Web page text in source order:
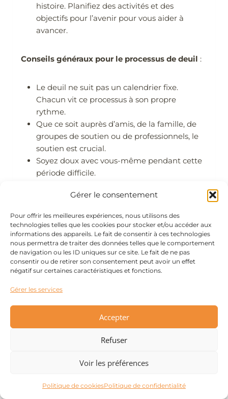
Gérer le consentement
Pour offrir les meilleures expériences, nous utilisons des
technologies telles que les cookies pour stocker et/ou accéder aux
informations des appareils. Le fait de consentir à ces technologies
nous permettra de traiter des données telles que le comportement
de navigation ou les ID uniques sur ce site. Le fait de ne pas
consentir ou de retirer son consentement peut avoir un effet
négatif sur certaines caractéristiques et fonctions.
Gérer les services
Accepter
Refuser
Voir les préférences
Politique de cookiesPolitique de confidentialité
histoire. Planifiez des activités et des
objectifs pour l’avenir pour vous aider à
avancer.
Conseils généraux pour le processus de deuil :
Le deuil ne suit pas un calendrier fixe.
Chacun vit ce processus à son propre
rythme.
Que ce soit auprès d’amis, de la famille, de
groupes de soutien ou de professionnels, le
soutien est crucial.
Soyez doux avec vous-même pendant cette
période difficile.
ou le mouvement, trouver des moyens
thérapeutique.
Évitez de prendre des décisions importantes
ou de faire des changements majeurs dans
votre vie pendant les premières phases du
deuil.
travers le processus de deuil et trouver un
chemin vers la guérison et la reprise.
Comment dire adieu à un